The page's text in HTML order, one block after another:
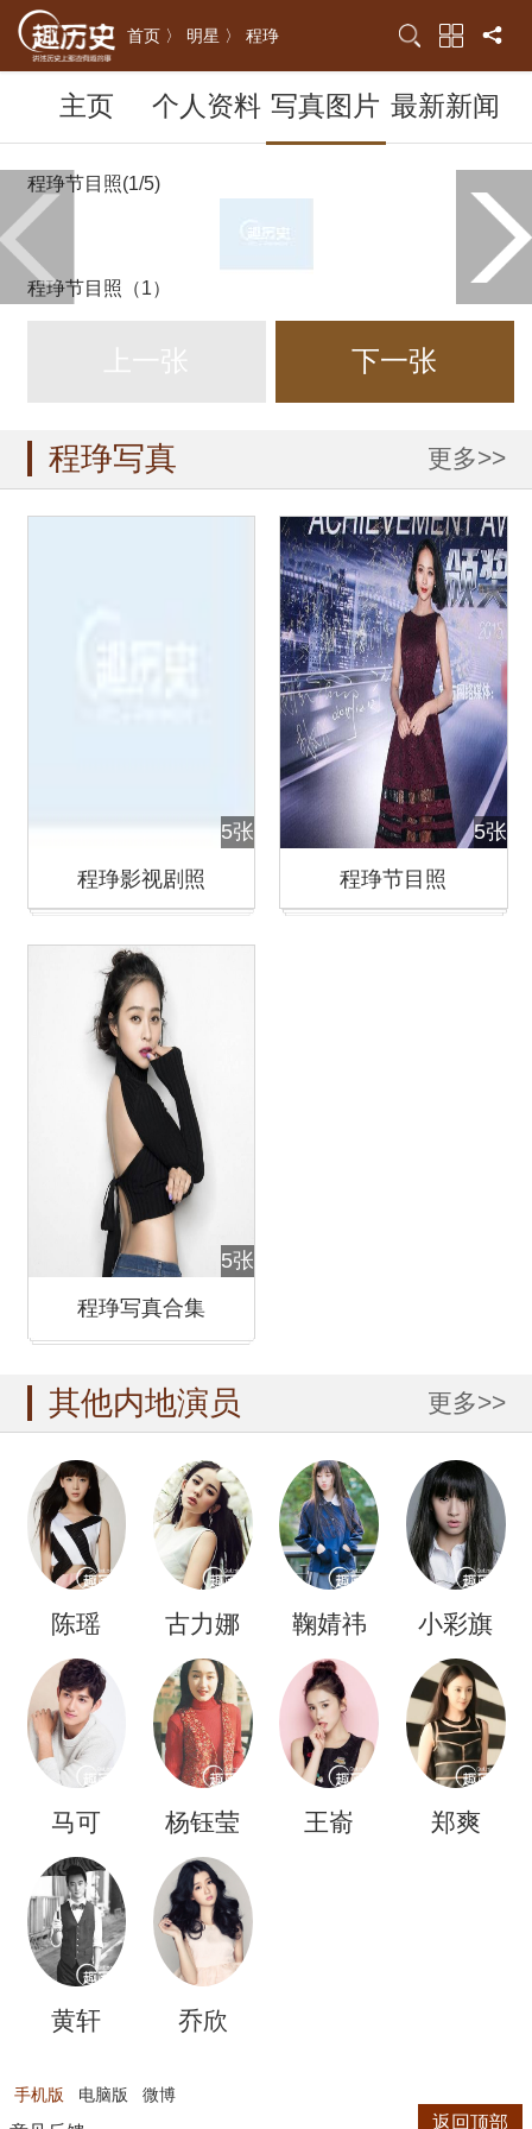
首页 〉 明星 〉 程琤
主页 个人资料 写真图片 最新新闻
程琤节目照(1/5)
程琤节目照（1）
下一张
程琤写真 更多>>
5张
程琤影视剧照
5张
程琤节目照
5张
程琤写真合集
其他内地演员 更多>>
陈瑶 古力娜
扎
鞠婧祎 小彩旗
马可 杨钰莹 王嵛 郑爽
黄轩 乔欣
手机版 电脑版 微博
返回顶部